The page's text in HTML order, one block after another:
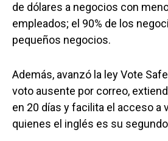
de dólares a negocios con
empleados; el 90% de los
pequeños negocios.
Además, avanzó la ley Vote
voto ausente por correo,
en 20 días y facilita el acceso a
quienes el inglés es su